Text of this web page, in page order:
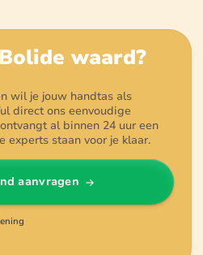
Bolide waard?
wil je jouw handtas als
direct ons eenvoudige
al binnen 24 uur een
experts staan voor je klaar.
aanvragen